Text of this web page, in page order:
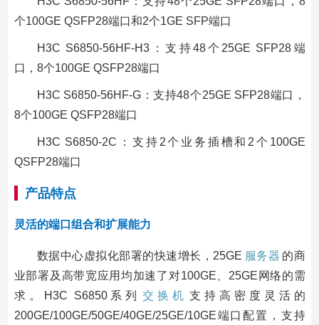
个100GE QSFP28端口和2个1GE SFP端口
H3C S6850-56HF-H3：支持48个25GE SFP28端
口，8个100GE QSFP28端口
H3C S6850-56HF-G：支持48个25GE SFP28端口，
8个100GE QSFP28端口
H3C S6850-2C：支持2个业务插槽和2个100GE
QSFP28端口
产品特点
灵活的端口组合和扩展能力
数据中心虚拟化部署的快速增长，25GE 服务器 的商
业部署及高带宽应用均加速了对100GE、25GE网络的需
求。H3C S6850系列
交换机 支持高密度灵活的
200GE/100GE/50GE/40GE/25GE/10GE端口配置，支持